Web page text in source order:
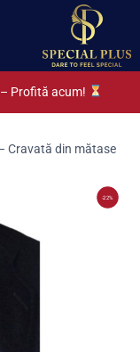
Profită acum!
Cravată din mătase
-22%